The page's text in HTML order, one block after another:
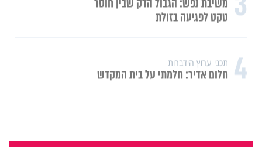
טקט לפגיעה בזולת
4 תכני ערוץ הידברות
חלום אדיר: חלמתי על בית המקדש